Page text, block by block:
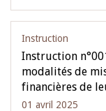
Instruction
Instruction
modalités de
financières de
01 avril 2025